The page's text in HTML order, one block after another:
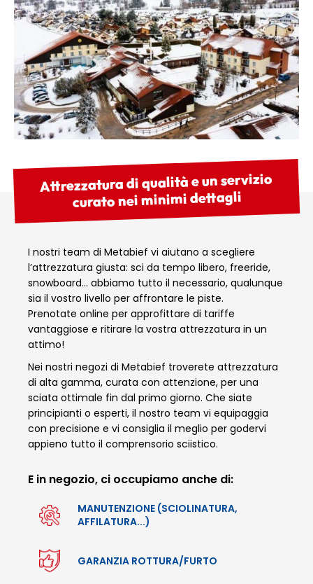
Attrezzatura di qualità e un servizio
curato nei minimi dettagli
I nostri team di Metabief vi aiutano a scegliere
l’attrezzatura giusta: sci da tempo libero, freeride,
snowboard… abbiamo tutto il necessario, qualunque
sia il vostro livello per affrontare le piste.
Prenotate online per approfittare di tariffe
vantaggiose e ritirare la vostra attrezzatura in un
attimo!
Nei nostri negozi di Metabief troverete attrezzatura
di alta gamma, curata con attenzione, per una
sciata ottimale fin dal primo giorno. Che siate
principianti o esperti, il nostro team vi equipaggia
con precisione e vi consiglia il meglio per godervi
appieno tutto il comprensorio sciistico.
E in negozio, ci occupiamo anche di:
MANUTENZIONE (SCIOLINATURA,
AFFILATURA...)
GARANZIA ROTTURA/FURTO